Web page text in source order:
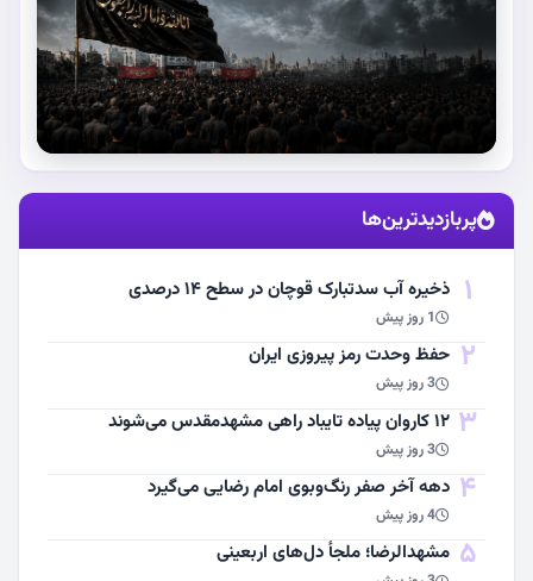
استقبال از آقای شهید ایران
مشاهده اخبار
پربازدیدترین‌ها
1 ذخیره آب سدتبارک قوچان در سطح ۱۴ درصدی
1 روز پیش
2 حفظ وحدت رمز پیروزی ایران
3 روز پیش
3 ۱۲ کاروان پیاده تایباد راهی مشهدمقدس می‌شوند
3 روز پیش
4 دهه آخر صفر رنگ‌وبوی امام رضایی می‌گیرد
4 روز پیش
5 مشهد‌الرضا؛ ملجأ دل‌های اربعینی